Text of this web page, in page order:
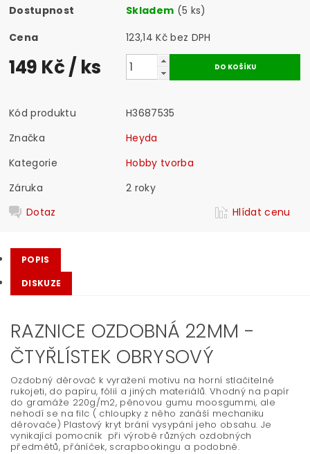
Dostupnost Skladem (5 ks)
Cena
123,14 Kč bez DPH
149 Kč/ ks
Kód produktu
H3687535
Značka
Heyda
Kategorie
Hobby tvorba
Záruka
2 roky
Dotaz
Hlídat cenu
POPIS
DISKUZE
RAZNICE OZDOBNÁ 22MM -
ČTYŘLÍSTEK OBRYSOVÝ
Ozdobný děrovač k vyražení motivu na horní stlačitelné
rukojeti, do papíru, fólií a jiných materiálů. Vhodný na papír
do gramáže 220g/m2, pěnovou gumu moosgummi, ale
nehodí se na filc ( chloupky z něho zanáší mechaniku
děrovače) Plastový kryt brání vysypání jeho obsahu. Je
vynikající pomocník při výrobě různých ozdobných
předmětů, přáníček, scrapbookingu a podobně.